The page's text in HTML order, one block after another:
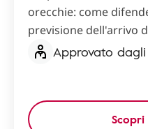
orecchie: come
previsione dell'arrivo
Approvato